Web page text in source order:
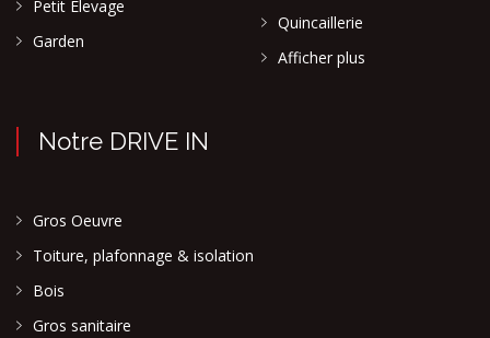
Petit Elevage
Garden
Quincaillerie
Afficher plus
Notre DRIVE IN
Gros Oeuvre
Toiture, plafonnage & isolation
Bois
Gros sanitaire